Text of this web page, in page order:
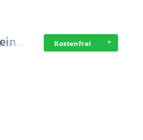
Kostenfrei